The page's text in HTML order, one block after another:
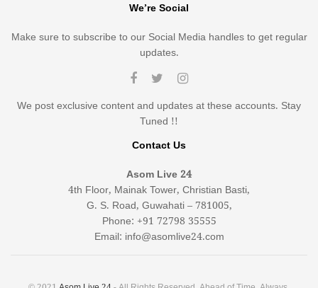
We’re Social
Make sure to subscribe to our Social Media handles to get regular
updates.
We post exclusive content and updates at these accounts. Stay
Tuned !!
Contact Us
Asom Live 24
4th Floor, Mainak Tower, Christian Basti,
G. S. Road, Guwahati – 781005,
Phone: +91 72798 35555
Email: info@asomlive24.com